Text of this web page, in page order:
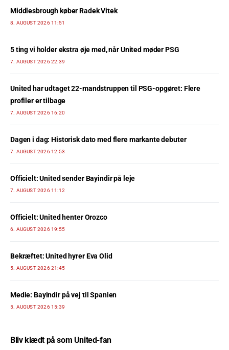
Middlesbrough køber Radek Vitek
8. AUGUST 2026 11:51
5 ting vi holder ekstra øje med, når United møder PSG
7. AUGUST 2026 22:39
United har udtaget 22-mandstruppen til PSG-opgøret: Flere
profiler er tilbage
7. AUGUST 2026 16:20
Dagen i dag: Historisk dato med flere markante debuter
7. AUGUST 2026 12:53
Officielt: United sender Bayindir på leje
7. AUGUST 2026 11:12
Officielt: United henter Orozco
6. AUGUST 2026 19:55
Bekræftet: United hyrer Eva Olid
5. AUGUST 2026 21:45
Medie: Bayindir på vej til Spanien
5. AUGUST 2026 15:39
Bliv klædt på som United-fan